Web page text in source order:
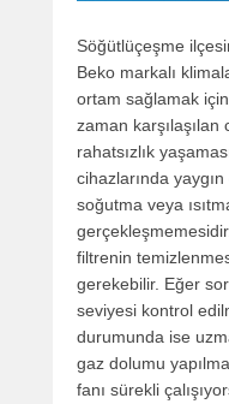
Söğütlüçeşme
Beko markalı
ortam sağlamak
zaman karşılaşılan
rahatsızlık
cihazlarında
soğutma veya
filtrenin
gerekebilir. Eğer
seviyesi kontrol
durumunda ise
gaz dolumu
fanı sürekli